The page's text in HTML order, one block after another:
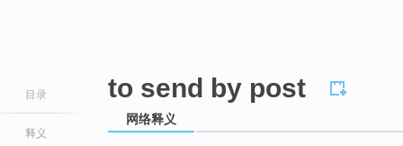
目录
释义
to send by post
网络释义